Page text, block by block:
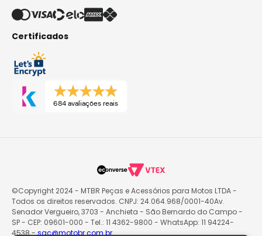
Certificados
684 avaliações reais
©Copyright 2024 - MTBR Peças e Acessórios para Motos LTDA -
Todos os direitos reservados. CNPJ: 24.064.968/0001-40Av.
Senador Vergueiro, 3703 - Anchieta - São Bernardo do Campo -
SP - CEP: 09601-000 - Tel.: 11 4362-9800 - WhatsApp: 11 94224-
4538 -sac@motobr.com.br